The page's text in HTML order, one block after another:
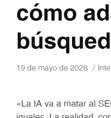
cómo
19 de mayo de 2026
«La IA va a matar al